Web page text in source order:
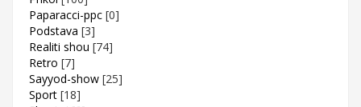
Paparacci-ppc [0]
Podstava [3]
Realiti shou [74]
Retro [7]
Sayyod-show [25]
Sport [18]